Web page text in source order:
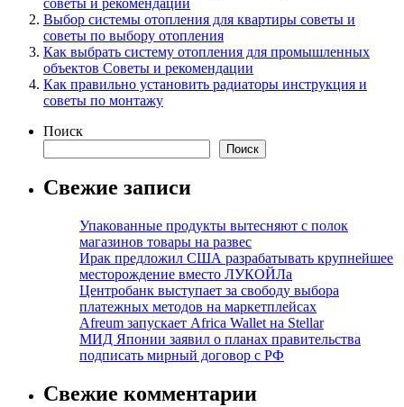
Выбор системы отопления для квартиры советы и
советы по выбору отопления
Как выбрать систему отопления для промышленных
объектов Советы и рекомендации
Как правильно установить радиаторы инструкция и
советы по монтажу
Поиск
Поиск
Свежие записи
Упакованные продукты вытесняют с полок
магазинов товары на развес
Ирак предложил США разрабатывать крупнейшее
месторождение вместо ЛУКОЙЛа
Центробанк выступает за свободу выбора
платежных методов на маркетплейсах
Afreum запускает Africa Wallet на Stellar
МИД Японии заявил о планах правительства
подписать мирный договор с РФ
Свежие комментарии